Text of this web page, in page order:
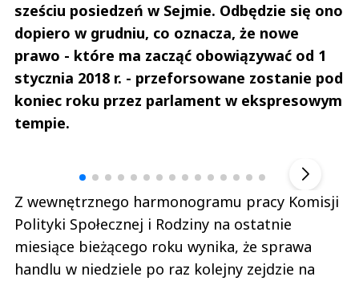
sześciu posiedzeń w Sejmie. Odbędzie się ono
dopiero w grudniu, co oznacza, że nowe
prawo - które ma zacząć obowiązywać od 1
stycznia 2018 r. - przeforsowane zostanie pod
koniec roku przez parlament w ekspresowym
tempie.
Z wewnętrznego harmonogramu pracy Komisji
Polityki Społecznej i Rodziny na ostatnie
miesiące bieżącego roku wynika, że sprawa
handlu w niedziele po raz kolejny zejdzie na